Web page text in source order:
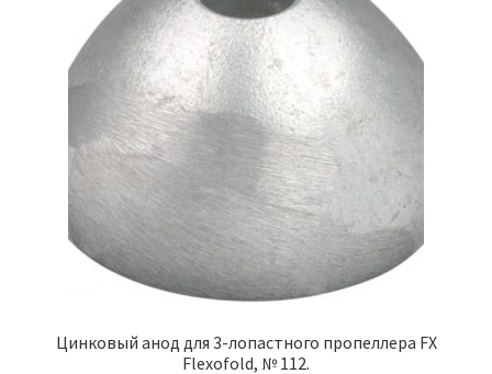
Цинковый анод для 3-лопастного пропеллера FX
Flexofold, № 112.